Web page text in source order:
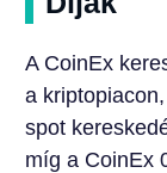
A CoinEx
a
spot
míg a CoinEx